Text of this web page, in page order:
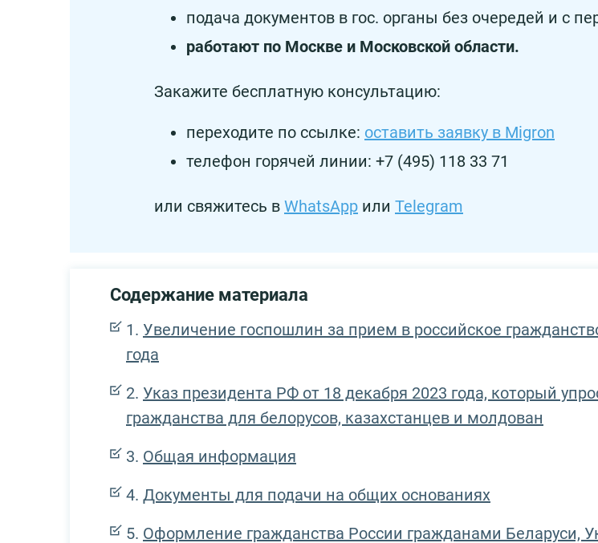
подача документов в гос. органы без очередей и с
работают по Москве и Московской области.
Закажите бесплатную консультацию:
переходите по ссылке: оставить заявку в Migron
телефон горячей линии: +7 (495) 118 33 71
или свяжитесь в WhatsApp или Telegram
Содержание материала
Увеличение госпошлин за прием в российское
года
Указ президента РФ от 18 декабря 2023 года, который
гражданства для белорусов, казахстанцев и молдован
Общая информация
Документы для подачи на общих основаниях
Оформление гражданства России гражданами Беларуси,